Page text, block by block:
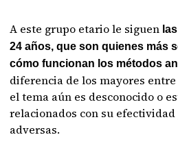
A este grupo etario le siguen
24 años, que son quienes más
cómo funcionan los métodos
diferencia de los mayores entre
el tema aún es desconocido o
relacionados con su efectividad
adversas.